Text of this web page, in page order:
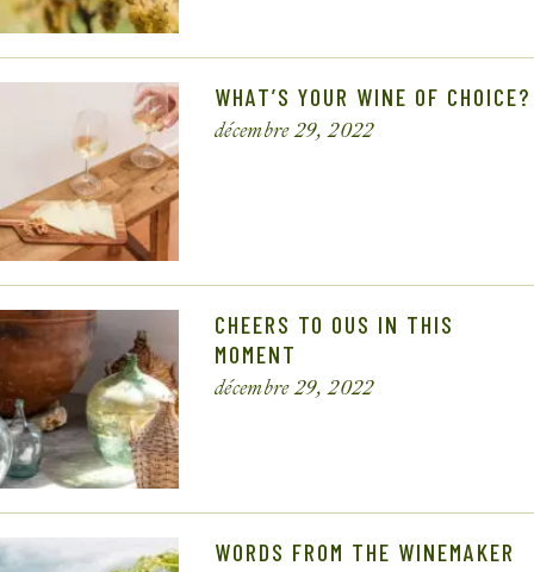
WHAT’S YOUR WINE OF CHOICE?
décembre 29, 2022
CHEERS TO OUS IN THIS
MOMENT
décembre 29, 2022
WORDS FROM THE WINEMAKER